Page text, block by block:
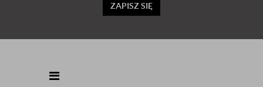
ZAPISZ SIĘ